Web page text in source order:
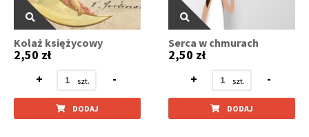
Kolaż księżycowy
2,50 zł
+
-
DODAJ
Serca w chmurach
2,50 zł
+
-
DODAJ